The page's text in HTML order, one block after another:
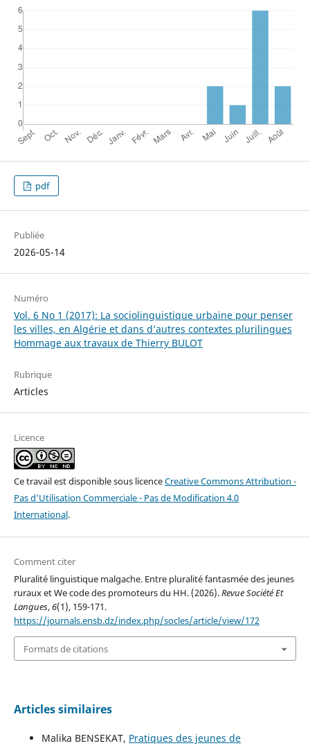
pdf
Publiée
2026-05-14
Numéro
Vol. 6 No 1 (2017): La sociolinguistique urbaine pour penser
les villes, en Algérie et dans d’autres contextes plurilingues
Hommage aux travaux de Thierry BULOT
Rubrique
Articles
Licence
Ce travail est disponible sous licenceCreative Commons Attribution -
Pas d'Utilisation Commerciale - Pas de Modification 4.0
International.
Comment citer
Pluralité linguistique malgache. Entre pluralité fantasmée des jeunes
ruraux et We code des promoteurs du HH. (2026).Revue Société Et
Langues,6(1), 159-171.
https://journals.ensb.dz/index.php/socles/article/view/172
Formats de citations
Articles similaires
Malika BENSEKAT, Pratiques des jeunes de